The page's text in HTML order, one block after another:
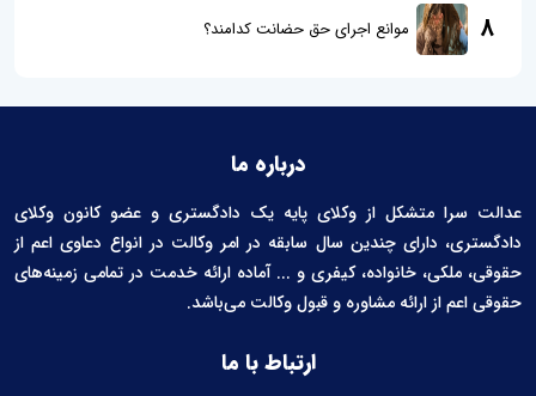
8 موانع اجرای حق حضانت کدامند؟
درباره ما
عدالت سرا متشکل از وکلای پایه یک دادگستری و عضو کانون وکلای
دادگستری، دارای چندین سال سابقه در امر وکالت در انواع دعاوی اعم از
حقوقی، ملکی، خانواده، کیفری و ... آماده ارائه خدمت در تمامی زمینه‌های
حقوقی اعم از ارائه مشاوره و قبول وکالت می‌باشد.
ارتباط با ما